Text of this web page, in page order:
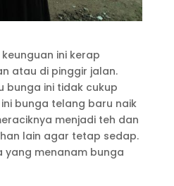
ini kerap
atau di pinggir jalan.
bunga ini tidak cukup
bunga telang baru naik
menjadi teh dan
lain agar tetap sedap.
yang menanam bunga